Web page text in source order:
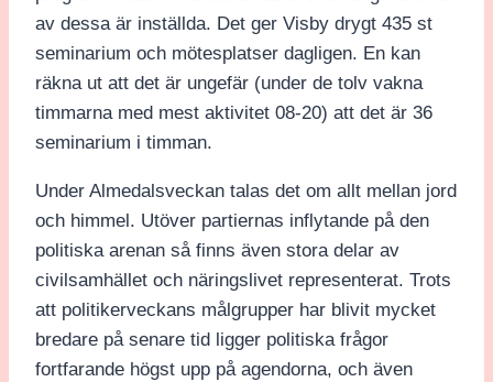
av dessa är inställda. Det ger Visby drygt 435 st
seminarium och mötesplatser dagligen. En kan
räkna ut att det är ungefär (under de tolv vakna
timmarna med mest aktivitet 08-20) att det är 36
seminarium i timman.
Under Almedalsveckan talas det om allt mellan jord
och himmel. Utöver partiernas inflytande på den
politiska arenan så finns även stora delar av
civilsamhället och näringslivet representerat. Trots
att politikerveckans målgrupper har blivit mycket
bredare på senare tid ligger politiska frågor
fortfarande högst upp på agendorna, och även